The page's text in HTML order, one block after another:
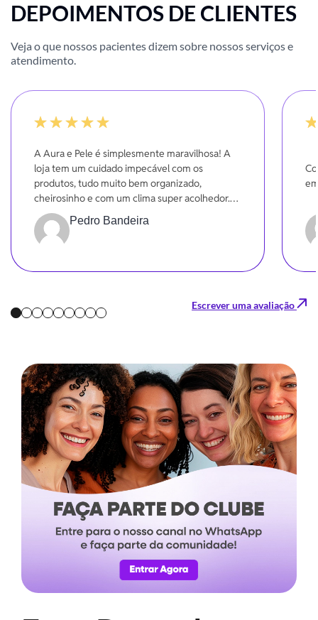
DEPOIMENTOS DE CLIENTES
Veja o que nossos pacientes dizem sobre nossos serviços e
atendimento.
A Aura e Pele é simplesmente maravilhosa! A
loja tem um cuidado impecável com os
produtos, tudo muito bem organizado,
cheirosinho e com um clima super acolhedor.
Dá pra sentir o carinho em cada detalhe!
Pedro Bandeira
Escrever uma avaliação